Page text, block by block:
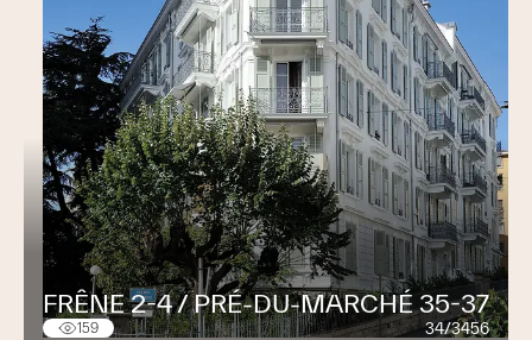
FRÊNE 2-4 / PRÉ-DU-MARCHÉ 35-37
159 34/3456